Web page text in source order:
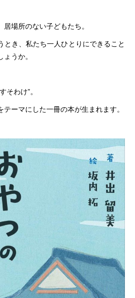
場所のない子どもたち。
とき、私たち一人ひとりにできること
うか。
そわけ”。
ーマにした一冊の本が生まれます。